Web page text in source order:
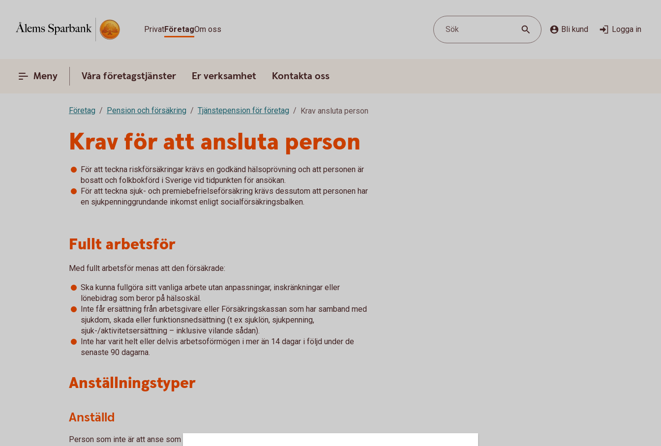
PrivatFöretagOm oss Sök Bli kund Logga in
Meny Våra företagstjänster Er verksamhet Kontakta oss
Företag Pension och försäkring Tjänstepension för företag Krav ansluta person
Krav för att ansluta person
För att teckna riskförsäkringar krävs en godkänd hälsoprövning och att personen är
bosatt och folkbokförd i Sverige vid tidpunkten för ansökan.
För att teckna sjuk- och premiebefrielseförsäkring krävs dessutom att personen har
en sjukpenninggrundande inkomst enligt socialförsäkringsbalken.
Fullt arbetsför
Med fullt arbetsför menas att den försäkrade:
Ska kunna fullgöra sitt vanliga arbete utan anpassningar, inskränkningar eller
lönebidrag som beror på hälsoskäl.
Inte får ersättning från arbetsgivare eller Försäkringskassan som har samband med
sjukdom, skada eller funktionsnedsättning (t ex sjuklön, sjukpenning,
sjuk-/aktivitetsersättning – inklusive vilande sådan).
Inte har varit helt eller delvis arbetsoförmögen i mer än 14 dagar i följd under de
senaste 90 dagarna.
Anställningstyper
Anställd
Person som inte är att anse som företagare eller närstående. Personen ska ha en